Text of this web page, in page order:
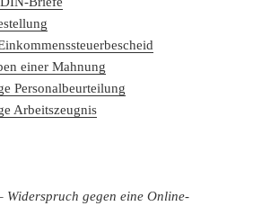
einer Mahnung
Personalbeurteilung
Arbeitszeugnis
Widerspruch gegen eine Online-